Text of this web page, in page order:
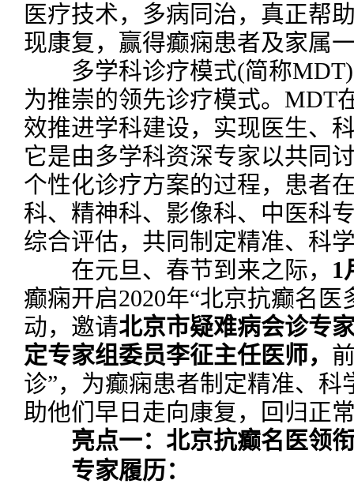
医疗技术，多病同治，真正帮
现康复，赢得癫痫患者及家属
多学科诊疗模式(简称MDT)
为推崇的领先诊疗模式。MDT
效推进学科建设，实现医生、
它是由多学科资深专家以共同
个性化诊疗方案的过程，患者
科、精神科、影像科、中医科
综合评估，共同制定精准、科
在元旦、春节到来之际， 1
癫痫开启2020年“北京抗癫名
动，邀请北京市疑难病会诊专
定专家组委员李征主任医师，
诊”，为癫痫患者制定精准、
助他们早日走向康复，回归正
亮点一：北京抗癫名医领
专家履历：